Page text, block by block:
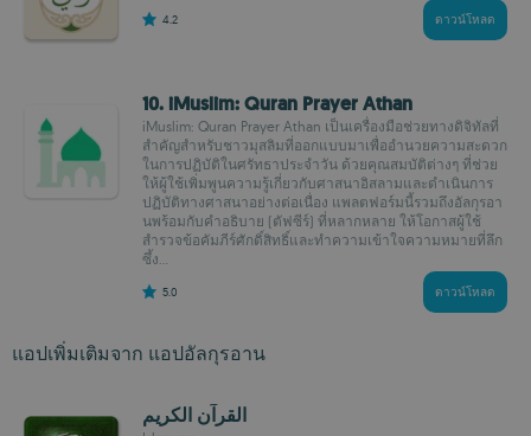
4.2 ดาวน์โหลด
10. iMuslim: Quran Prayer Athan
iMuslim: Quran Prayer Athan เป็นเครื่องมือช่วยทางดิจิทัลที่
สำคัญสำหรับชาวมุสลิมที่ออกแบบมาเพื่ออำนวยความสะดวก
ในการปฏิบัติในศรัทธาประจำวัน ด้วยคุณสมบัติต่างๆ ที่ช่วย
ให้ผู้ใช้เพิ่มพูนความรู้เกี่ยวกับศาสนาอิสลามและดำเนินการ
ปฏิบัติทางศาสนาอย่างต่อเนื่อง แพลตฟอร์มนี้รวมถึงอัลกุรอา
นพร้อมกับคำอธิบาย (ตัฟซีร์) ที่หลากหลาย ให้โอกาสผู้ใช้
สำรวจข้อคัมภีร์ศักดิ์สิทธิ์และทำความเข้าใจความหมายที่ลึก
ซึ้ง...
5.0 ดาวน์โหลด
แอปเพิ่มเติมจาก แอปอัลกุรอาน
القرآن الكريم